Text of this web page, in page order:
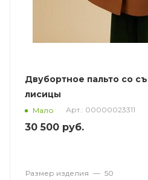
Двубортное пальто со
лисицы
Мало Арт.: 00000023311
30 500 руб.
Размер изделия — 50